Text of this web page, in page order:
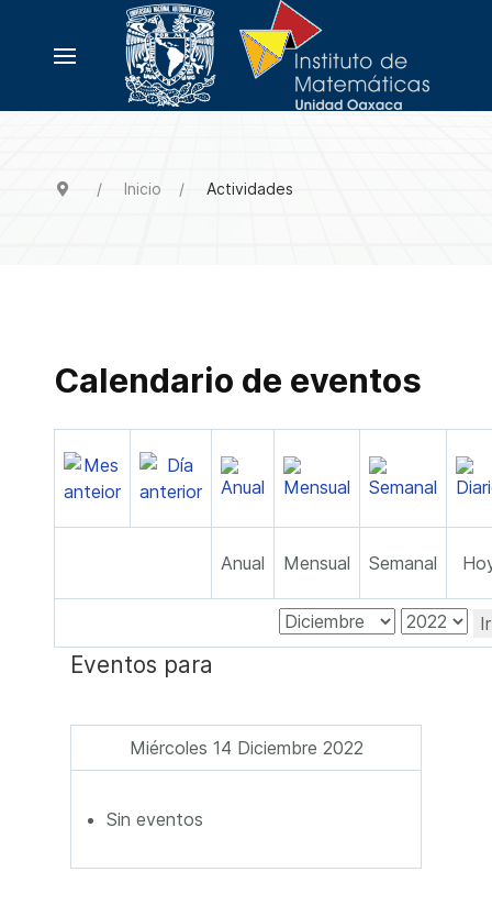
Inicio Actividades
Calendario de eventos
Anual Mensual Semanal
Eventos para
Miércoles 14 Diciembre 2022
Sin eventos